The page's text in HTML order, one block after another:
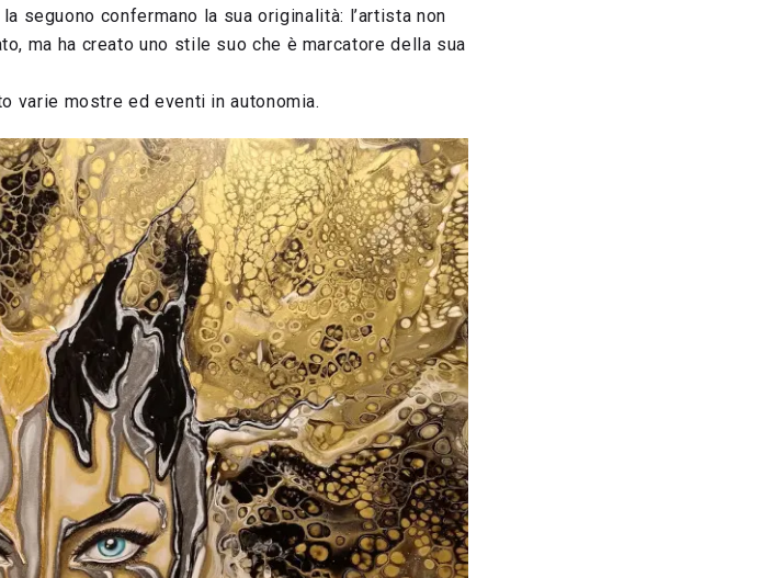
seguono confermano la sua originalità: l’artista non
ma ha creato uno stile suo che è marcatore della sua
varie mostre ed eventi in autonomia.